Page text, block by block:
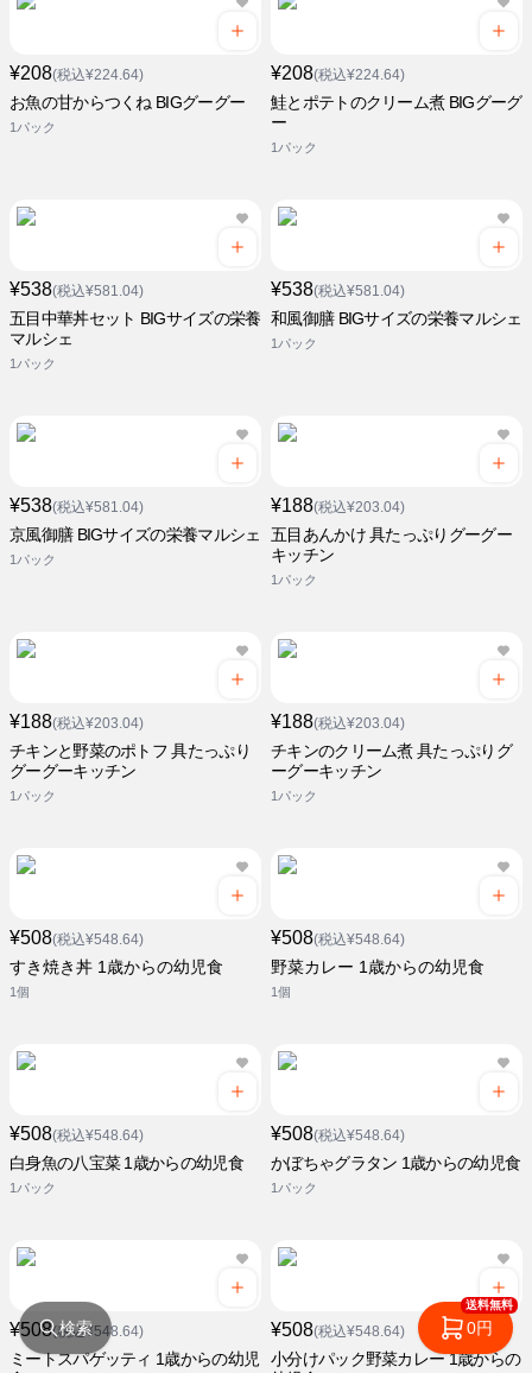
¥208(税込¥224.64)
お魚の甘からつくね BIGグーグー
1パック
¥208(税込¥224.64)
鮭とポテトのクリーム煮 BIGグーグ
ー
1パック
¥538(税込¥581.04)
五目中華丼セット BIGサイズの栄養
マルシェ
1パック
¥538(税込¥581.04)
和風御膳 BIGサイズの栄養マルシェ
1パック
¥538(税込¥581.04)
京風御膳 BIGサイズの栄養マルシェ
1パック
¥188(税込¥203.04)
五目あんかけ 具たっぷりグーグー
キッチン
1パック
¥188(税込¥203.04)
チキンと野菜のポトフ 具たっぷり
グーグーキッチン
1パック
¥188(税込¥203.04)
チキンのクリーム煮 具たっぷりグ
ーグーキッチン
1パック
¥508(税込¥548.64)
すき焼き丼 1歳からの幼児食
1個
¥508(税込¥548.64)
野菜カレー 1歳からの幼児食
1個
¥508(税込¥548.64)
白身魚の八宝菜 1歳からの幼児食
1パック
¥508(税込¥548.64)
かぼちゃグラタン 1歳からの幼児食
1パック
¥508(税込¥548.64)
ミートスパゲッティ 1歳からの幼児
¥508(税込¥548.64)
小分けパック野菜カレー 1歳からの
検索
送料無料
0円